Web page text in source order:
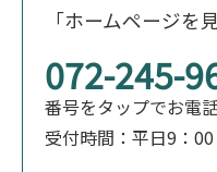
「ホームページを
072-245-
番号をタップでお電
受付時間：平日9：